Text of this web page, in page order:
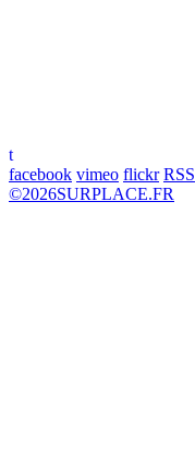
t
facebook vimeo flickr RSS
©2026SURPLACE.FR